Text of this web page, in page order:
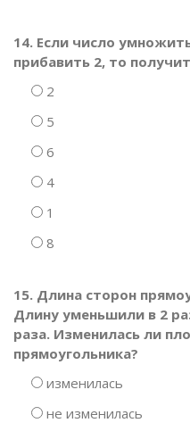
14. Если число
прибавить 2, то
2
5
6
4
1
8
15. Длина сторон
Длину уменьшили в 2
раза. Изменилась ли
прямоугольника?
изменилась
не изменилась